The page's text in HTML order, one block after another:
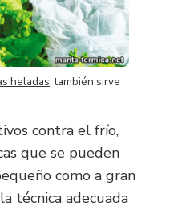
heladas, también sirve
contra el frío,
que se pueden
como a gran
técnica adecuada